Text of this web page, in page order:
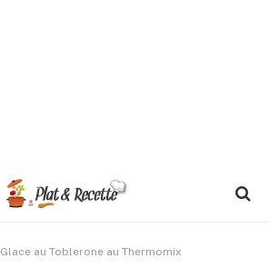
Glace au Toblerone au Thermomix